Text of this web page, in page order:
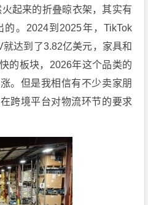
起来的折叠晾衣架，其实有
。2024到2025年，TikTok
达到了3.82亿美元，家具和
的板块，2026年这个品类的
。但是我相信有不少卖家朋
跨境平台对物流环节的要求